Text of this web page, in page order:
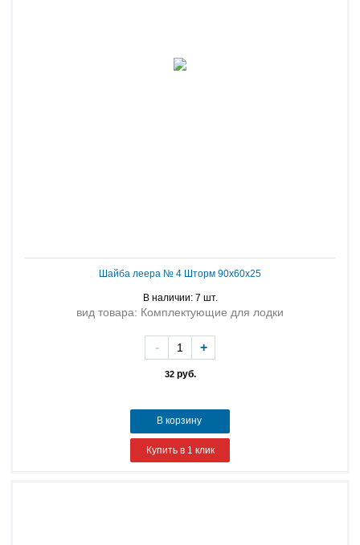
Шайба леера № 4 Шторм 90х60х25
В наличии: 7 шт.
вид товара: Комплектующие для лодки
32руб.
- +
В корзину
Купить в 1 клик